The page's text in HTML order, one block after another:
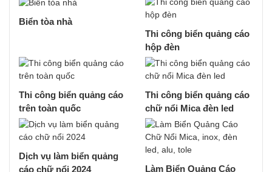
Biển tòa nhà
Thi công biển quảng cáo
hộp đèn
Thi công biển quảng cáo
trên toàn quốc
Thi công biển quảng cáo
chữ nổi Mica đèn led
Dịch vụ làm biển quảng
cáo chữ nổi 2024
Làm Biển Quảng Cáo